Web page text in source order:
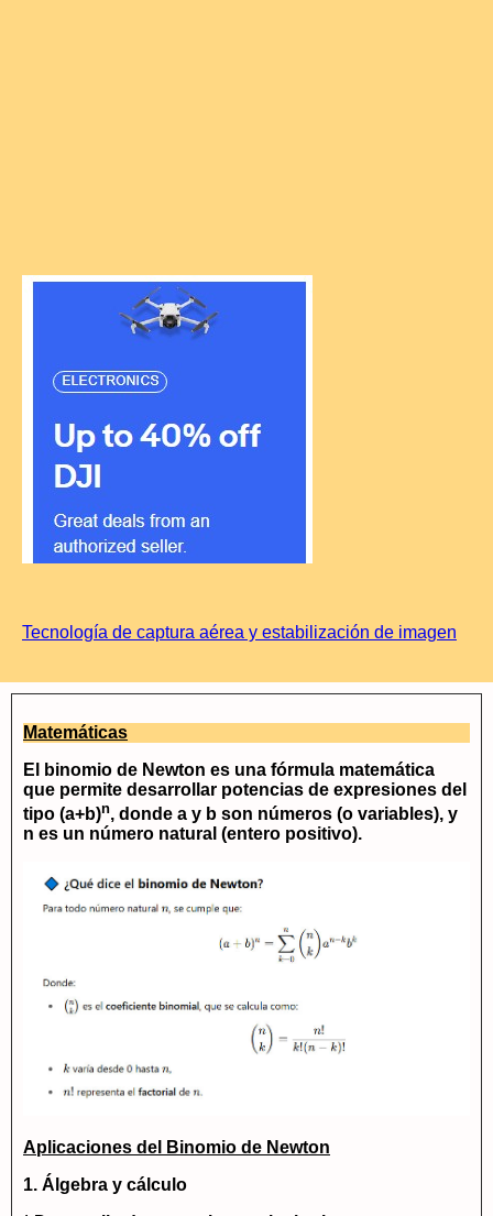
Tecnología de captura aérea y estabilización de imagen
Matemáticas
El
binomio de Newton es una fórmula matemática
que permite desarrollar potencias de expresiones del
tipo (a+b)n, donde a y b son números (o variables), y
n es un número natural (entero positivo).
Aplicaciones del Binomio de Newton
1. Álgebra y cálculo